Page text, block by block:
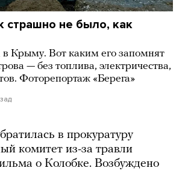
страшно не было, как
в Крыму. Вот каким его запомнят
— без топлива, электричества,
Фоторепортаж «Берега»
в прокуратуру
комитет из-за травли
о Колобке. Возбуждено